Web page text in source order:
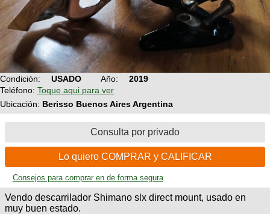
BMX
Ruta,
triatlon
De
todo
Retro
Enduro
Ranking
Fotos
del
DÍA
COMPRO
CANJE
Reputación
Mis
Compras
Mis
Técnica
Mecánica
Robadas
Noticias
Calendario
Operadores
cicloturismo
Relatos
de
viajes
Foro
de
viajes
Últimos
Buscar
Mis
Amigos
Actividad
de
Amigos
Condición: USADO Año:
2019
Teléfono: Toque aqui para ver
Ubicación: Berisso Buenos Aires Argentina
Consulta por privado
Lo quiero COMPRAR y CALIFICAR
Consejos para comprar en de forma segura
Vendo descarrilador Shimano slx direct mount, usado en
muy buen estado.